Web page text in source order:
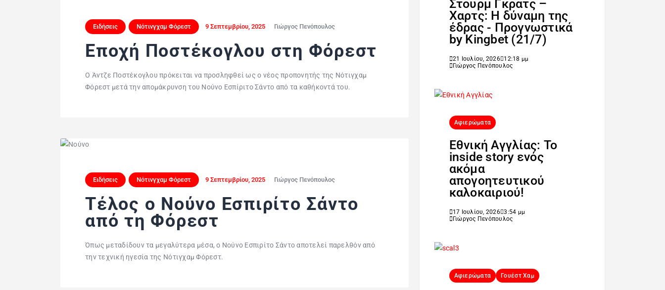
Ειδήσεις Νότινγχαμ Φόρεστ 9 Σεπτεμβρίου, 2025 Γιώργος Πενόπουλος
Εποχή Ποστέκογλου στη Φόρεστ
Ο Άντζε Ποστέκογλου πρόκειται να προσληφθεί ως ο νέος προπονητής της Νότιγχαμ
Φόρεστ μετά την απομάκρυνση του Νούνο Εσπίριτο Σάντο από τα καθήκοντά του.
Ειδήσεις Νότινγχαμ Φόρεστ 9 Σεπτεμβρίου, 2025 Γιώργος Πενόπουλος
Τέλος ο Νούνο Εσπιρίτο Σάντο
από τη Φόρεστ
Όπως μεταδίδουν τα μεγαλύτερα μέσα, ο Νούνο Εσπιρίτο Σάντο αποτελεί παρελθόν από
την τεχνική ηγεσία της Νότιγχαμ Φόρεστ.
Στουρμ Γκρατς –
Χαρτς: Η δύναμη της
έδρας - Προγνωστικά
by Kingbet (21/7)
21 Ιουλίου, 2026 12:18 μμ
Γιώργος Πενόπουλος
Αφιερώματα
Εθνική Αγγλίας: Το
inside story ενός
ακόμα
απογοητευτικού
καλοκαιριού!
17 Ιουλίου, 2026 3:54 μμ
Γιώργος Πενόπουλος
Αφιερώματα Γουέστ Χαμ